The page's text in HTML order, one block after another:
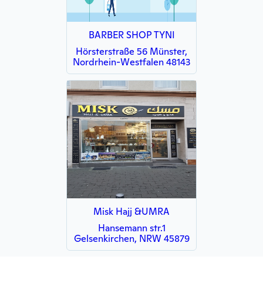
BARBER SHOP TYNI
Hörsterstraße 56 Münster,
Nordrhein-Westfalen 48143
Misk Hajj &UMRA
Hansemann str.1
Gelsenkirchen, NRW 45879